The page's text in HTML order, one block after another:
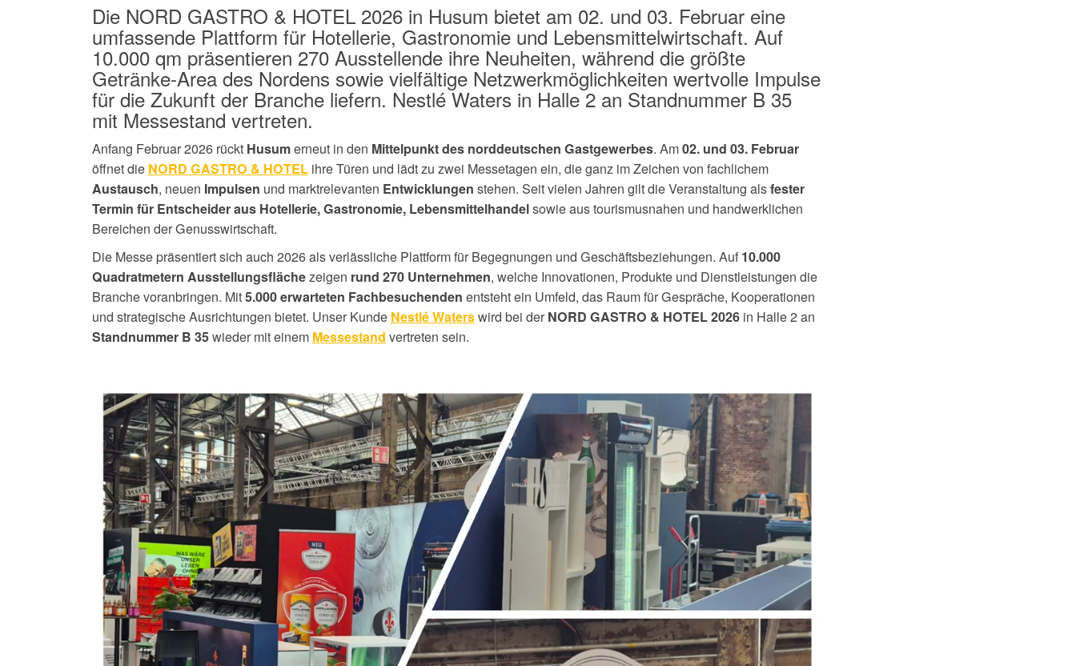
Die NORD GASTRO & HOTEL 2026 in Husum bietet am 02. und 03. Februar eine
umfassende Plattform für Hotellerie, Gastronomie und Lebensmittelwirtschaft. Auf
10.000 qm präsentieren 270 Ausstellende ihre Neuheiten, während die größte
Getränke-Area des Nordens sowie vielfältige Netzwerkmöglichkeiten wertvolle Impulse
für die Zukunft der Branche liefern. Nestlé Waters in Halle 2 an Standnummer B 35
mit Messestand vertreten.
Anfang Februar 2026 rückt Husumerneut in den Mittelpunkt des norddeutschen Gastgewerbes. Am02. und 03. Februar
öffnet die NORD GASTRO & HOTELihre Türen und lädt zu zwei Messetagen ein, die ganz im Zeichen von fachlichem
Austausch, neuen Impulsen und marktrelevanten Entwicklungen stehen. Seit vielen Jahren gilt die Veranstaltung alsfester
Termin für Entscheider aus Hotellerie, Gastronomie, Lebensmittelhandelsowie aus tourismusnahen und handwerklichen
Bereichen der Genusswirtschaft.
Die Messe präsentiert sich auch 2026 als verlässliche Plattform für Begegnungen und Geschäftsbeziehungen. Auf10.000
Quadratmetern Ausstellungsflächezeigen rund 270 Unternehmen, welche Innovationen, Produkte und Dienstleistungen die
Branche voranbringen. Mit5.000 erwarteten Fachbesuchenden entsteht ein Umfeld, das Raum für Gespräche, Kooperationen
und strategische Ausrichtungen bietet. Unser Kunde Nestlé Waterswird bei derNORD GASTRO & HOTEL2026in Halle 2 an
Standnummer B 35wiedermit einem Messestand vertreten sein.